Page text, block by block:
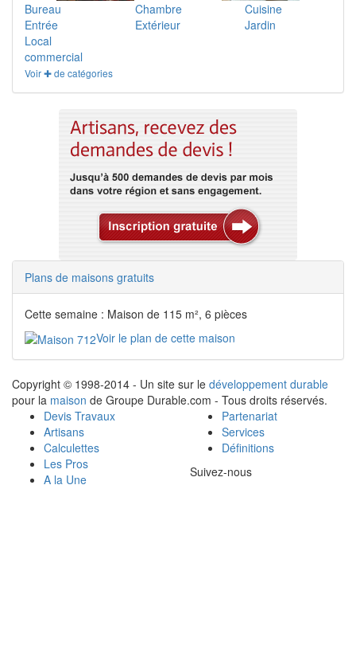
Bureau Chambre
Cuisine
Entrée
Extérieur
Jardin
Local
commercial
Voir ✚ de catégories
Plans de maisons gratuits
Cette semaine : Maison de 115 m², 6 pièces
Voir le plan de cette maison
Copyright © 1998-2014 - Un site sur le développement durable
pour la maison de Groupe Durable.com - Tous droits réservés.
Devis Travaux
Artisans
Calculettes
Les Pros
A la Une
Partenariat
Services
Définitions
Suivez-nous